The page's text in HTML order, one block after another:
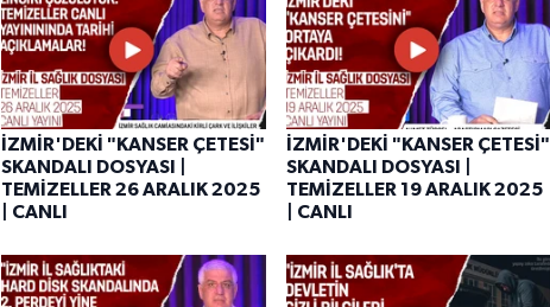
İZMİR'DEKİ "KANSER ÇETESİ"
SKANDALI DOSYASI |
TEMİZELLER 26 ARALIK 2025
| CANLI
İZMİR'DEKİ "KANSER ÇETESİ"
SKANDALI DOSYASI |
TEMİZELLER 19 ARALIK 2025
| CANLI